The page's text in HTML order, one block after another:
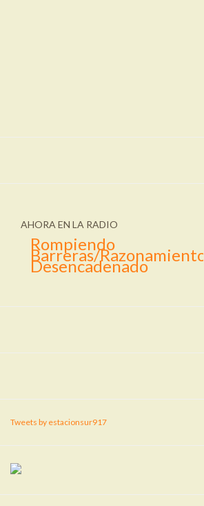
AHORA EN LA RADIO
Rompiendo
Barreras/Razonamiento
Desencadenado
Tweets by estacionsur917